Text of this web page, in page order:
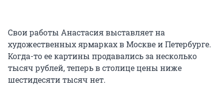
Свои работы Анастасия выставляет на
художественных ярмарках в Москве и Петербурге.
Когда-то ее картины продавались за несколько
тысяч рублей, теперь в столице цены ниже
шестидесяти тысяч нет.